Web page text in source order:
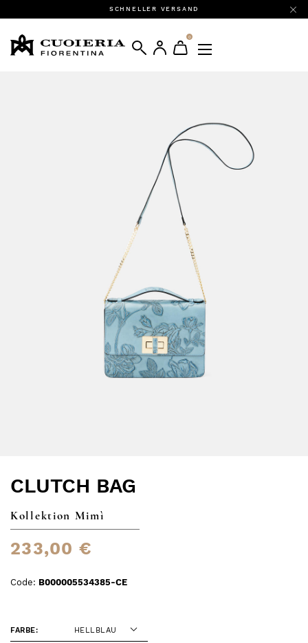
SCHNELLER VERSAND
0
CLUTCH BAG
Kollektion Mimì
233,00 €
Code: B000005534385-CE
FARBE: HELLBLAU